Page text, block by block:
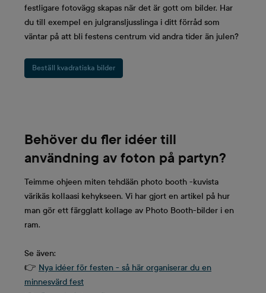
festligare fotovägg skapas när det är gott om bilder. Har
du till exempel en julgransljusslinga i ditt förråd som
väntar på att bli festens centrum vid andra tider än julen?
Beställ kvadratiska bilder
Behöver du fler idéer till
användning av foton på partyn?
Teimme ohjeen miten tehdään photo booth -kuvista
värikäs kollaasi kehykseen. Vi har gjort en artikel på hur
man gör ett färgglatt kollage av Photo Booth-bilder i en
ram.
Se även:
👉 Nya idéer för festen - så här organiserar du en
minnesvärd fest